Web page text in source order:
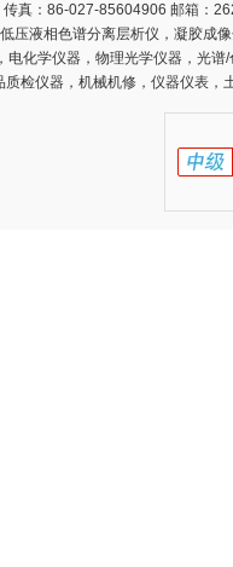
真：86-027-85604906 邮箱：
压液相色谱分离层析仪，凝胶成
化学仪器，物理光学仪器，光
质检仪器，机械机修，仪器仪表，